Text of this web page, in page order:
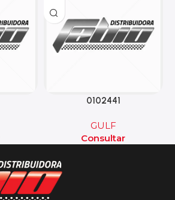
0102441
GULF
Consultar